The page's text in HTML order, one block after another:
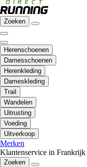
Zoeken
Herenschoenen
Damesschoenen
Herenkleding
Dameskleding
Trail
Wandelen
Uitrusting
Voeding
Uitverkoop
Merken
Klantenservice in Frankrijk
Zoeken